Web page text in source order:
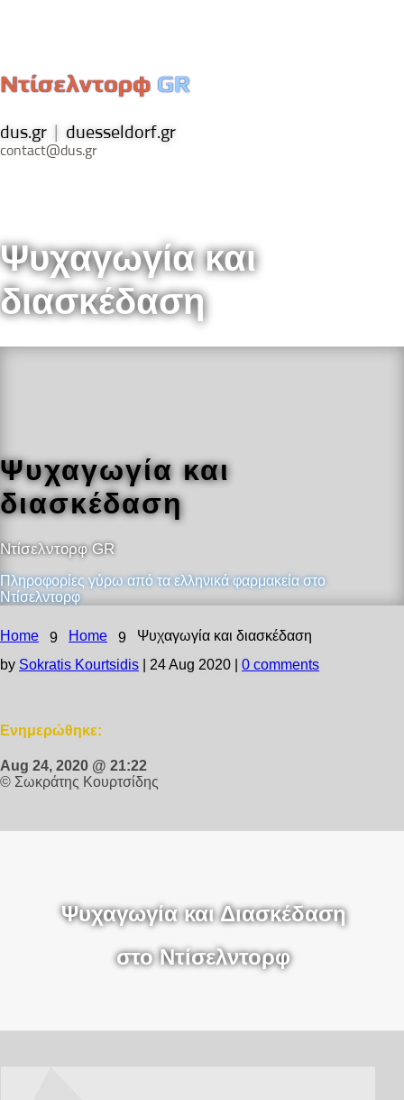
Ντίσελντορφ GR
dus.gr duesseldorf.gr
contact@dus.gr
Ψυχαγωγία και
διασκέδαση
Ψυχαγωγία και
διασκέδαση
Ντίσελντορφ GR
Πληροφορίες γύρω από τα ελληνικά φαρμακεία στο
Ντίσελντορφ
Home 9 Home 9
Ψυχαγωγία και διασκέδαση
by Sokratis Kourtsidis 24 Aug 2020 0 comments
Ενημερώθηκε:
Aug 24, 2020 @ 21:22
© Σωκράτης Κουρτσίδης
Ψυχαγωγία και Διασκέδαση
στο Ντίσελντορφ